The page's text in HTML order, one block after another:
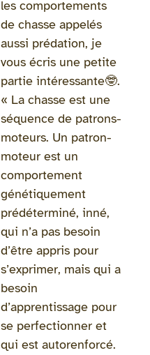
les comportements
de chasse appelés
aussi prédation, je
vous écris une petite
partie intéressante🤓.
« La chasse est une
séquence de patrons-
moteurs. Un patron-
moteur est un
comportement
génétiquement
prédéterminé, inné,
qui n’a pas besoin
d’être appris pour
s’exprimer, mais qui a
besoin
d’apprentissage pour
se perfectionner et
qui est autorenforcé.